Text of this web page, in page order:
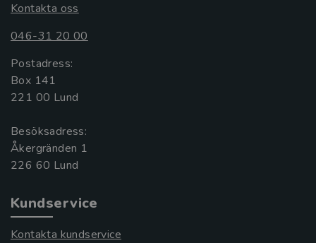
Kontakta oss
046-31 20 00
Postadress:
Box 141
221 00 Lund
Besöksadress:
Åkergränden 1
Kundservice
Kontakta kundservice